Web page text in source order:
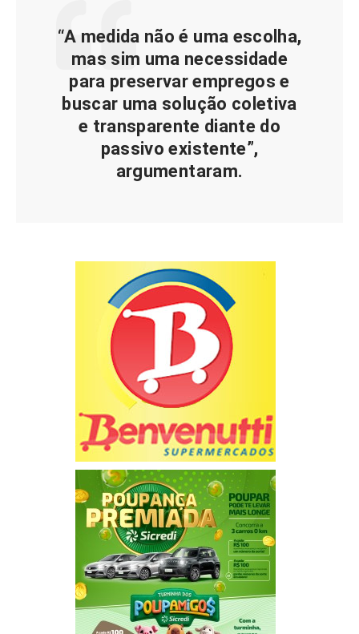
“A medida não é uma escolha,
mas sim uma necessidade
para preservar empregos e
buscar uma solução coletiva
e transparente diante do
passivo existente”,
argumentaram.